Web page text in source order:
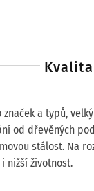
a typů,
od dřevěných
stálost. Na
nižší životnost.